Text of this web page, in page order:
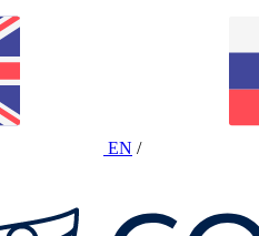
EN /